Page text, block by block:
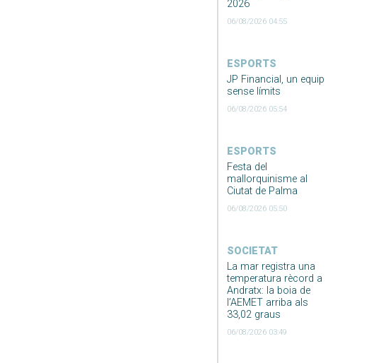
2026
06/08/2026 04:55
ESPORTS
JP Financial, un equip
sense límits
06/08/2026 05:54
ESPORTS
Festa del
mallorquinisme al
Ciutat de Palma
06/08/2026 05:50
SOCIETAT
La mar registra una
temperatura rècord a
Andratx: la boia de
l’AEMET arriba als
33,02 graus
06/08/2026 03:49